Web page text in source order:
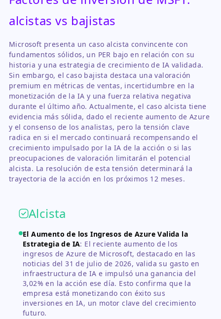
alcistas vs bajistas
Microsoft presenta un caso alcista convincente con
fundamentos sólidos, un PER bajo en relación con su
historia y una estrategia de crecimiento de IA validada.
Sin embargo, el caso bajista destaca una valoración
premium en métricas de ventas, incertidumbre en la
monetización de la IA y una fuerza relativa negativa
durante el último año. Actualmente, el caso alcista tiene
evidencia más sólida, dado el reciente aumento de Azure
y el consenso de los analistas, pero la tensión clave
radica en si el mercado continuará recompensando el
crecimiento impulsado por la IA de la acción o si las
preocupaciones de valoración limitarán el potencial
alcista. La resolución de esta tensión determinará la
trayectoria de la acción en los próximos 12 meses.
Alcista
El Aumento de los Ingresos de Azure Valida la
Estrategia de IA: El reciente aumento de los
ingresos de Azure de Microsoft, destacado en las
noticias del 31 de julio de 2026, valida su gasto en
infraestructura de IA e impulsó una ganancia del
3,02% en la acción ese día. Esto confirma que la
empresa está monetizando con éxito sus
inversiones en IA, un motor clave del crecimiento
futuro.